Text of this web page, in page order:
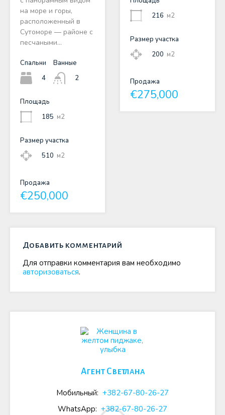
на море и горы,
расположенный в
Сутоморе — районе с
песчаными…
Спальни
4
Ванные
2
Площадь
185 м2
Размер участка
510 м2
Продажа
€250,000
216 м2
Размер участка
200 м2
Продажа
€275,000
Добавить комментарий
Для отправки комментария вам необходимо
авторизоваться.
Агент Светлана
Мобильный: +382-67-80-26-27
WhatsApp: +382-67-80-26-27